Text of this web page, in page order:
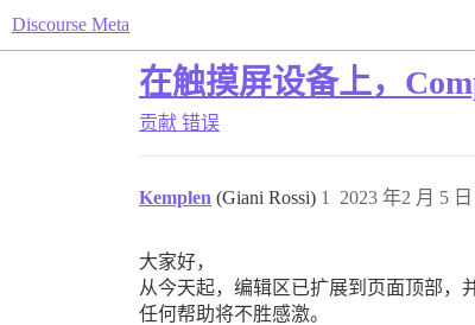
Discourse Meta
在触摸屏设备上，
贡献 错误
Kemplen (Giani Rossi) 2023 年2 月 5 日
1
大家好，
从今天起，编辑区已扩展到页面顶部，
任何帮助将不胜感激。